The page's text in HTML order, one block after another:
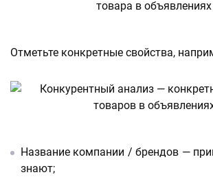
Отметьте конкретные свойства,
Название компании / брендов —
знают;